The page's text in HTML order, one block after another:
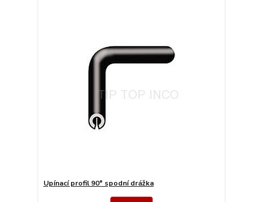
Upínací profil 90° spodní drážka